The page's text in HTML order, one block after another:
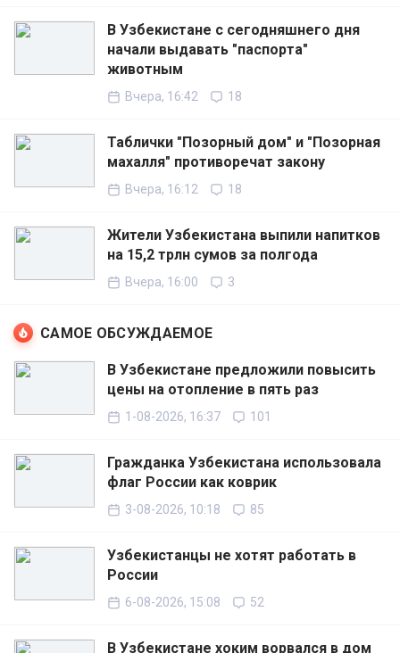
В Узбекистане с сегодняшнего дня
начали выдавать "паспорта"
животным
Вчера, 16:42 18
Таблички "Позорный дом" и "Позорная
махалля" противоречат закону
Вчера, 16:12 18
Жители Узбекистана выпили напитков
на 15,2 трлн сумов за полгода
Вчера, 16:00 3
САМОЕ ОБСУЖДАЕМОЕ
В Узбекистане предложили повысить
цены на отопление в пять раз
1-08-2026, 16:37 101
Гражданка Узбекистана использовала
флаг России как коврик
3-08-2026, 10:18 85
Узбекистанцы не хотят работать в
России
6-08-2026, 15:08 52
В Узбекистане хоким ворвался в дом